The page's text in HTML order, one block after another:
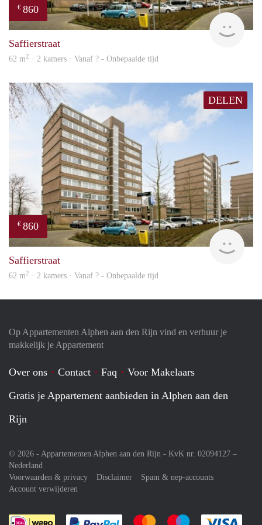
€ 860
Saffierstraat
62 m2 · 2 kamers · Vanaf ? - Onbepaalde tijd
DELEN
€ 860
Saffierstraat
62 m2 · 2 kamers · Vanaf ? - Onbepaalde tijd
Op Appartementen Alphen aan den Rijn vind en verhuur je
makkelijk je Appartement
Over ons Contact Faq
Voor Makelaars
Gratis je Appartement aanbieden in Alphen aan den
Rijn
© 2026 - Appartementen Alphen aan den Rijn - KvK nr. 02094127 –
Nederland
Voorwaarden & privacy
Disclaimer
Spam & nep-accounts
Account verwijderen